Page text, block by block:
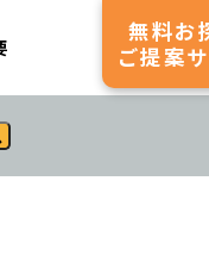
無料お
ご提案